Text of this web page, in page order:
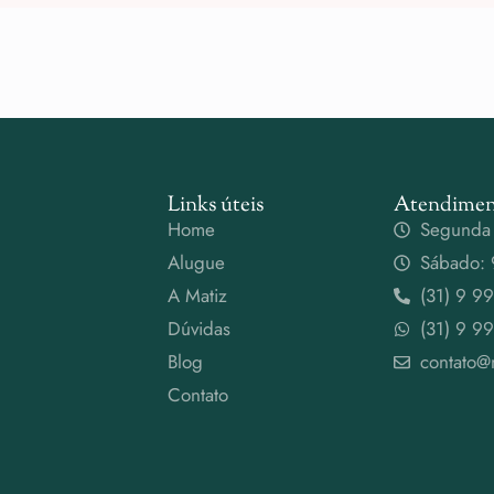
Links úteis
Home
Alugue
A Matiz
Dúvidas
Blog
Contato
Sábado:
(31) 9
(31) 9